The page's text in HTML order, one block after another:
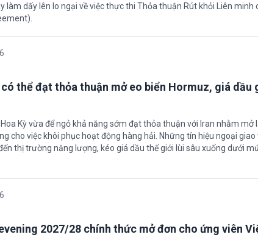
làm dấy lên lo ngại về việc thực thi Thỏa thuận Rút khỏi Liên minh
có thể đạt thỏa thuận mở eo biển Hormuz, giá dầu
Kỳ vừa để ngỏ khả năng sớm đạt thỏa thuận với Iran nhằm mở
cho việc khôi phục hoạt động hàng hải. Những tín hiệu ngoại
thị trường năng lượng, kéo giá dầu thế giới lùi sâu xuống dưới
2027/28 chính thức mở đơn cho ứng viên